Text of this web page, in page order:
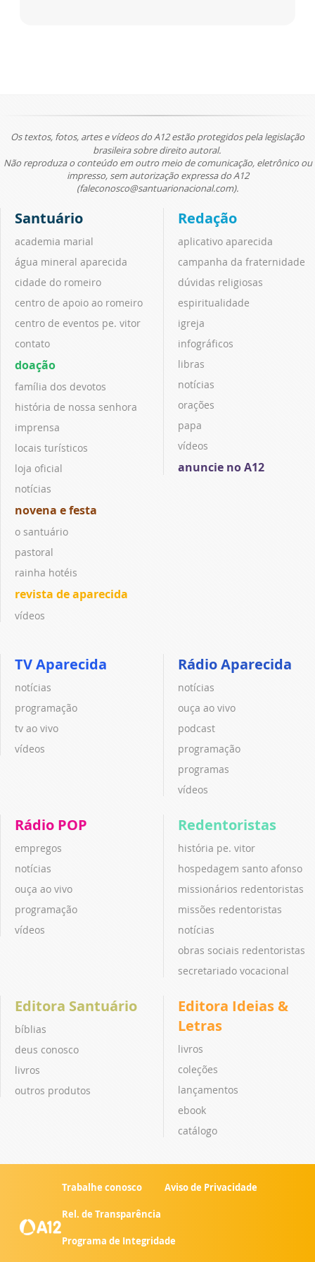
Os textos, fotos, artes e vídeos do A12 estão protegidos pela legislação
brasileira sobre direito autoral.
Não reproduza o conteúdo em outro meio de comunicação, eletrônico ou
impresso, sem autorização expressa do A12
(faleconosco@santuarionacional.com).
Santuário
academia marial
água mineral aparecida
cidade do romeiro
centro de apoio ao romeiro
centro de eventos pe. vitor
contato
doação
família dos devotos
história de nossa senhora
imprensa
locais turísticos
loja oficial
notícias
novena e festa
o santuário
pastoral
rainha hotéis
revista de aparecida
vídeos
Redação
aplicativo aparecida
campanha da fraternidade
dúvidas religiosas
espiritualidade
igreja
infográficos
libras
notícias
orações
papa
vídeos
anuncie no A12
TV Aparecida
notícias
programação
tv ao vivo
vídeos
Rádio Aparecida
notícias
ouça ao vivo
podcast
programação
programas
vídeos
Rádio POP
empregos
notícias
ouça ao vivo
programação
vídeos
Redentoristas
história pe. vitor
hospedagem santo afonso
missionários redentoristas
missões redentoristas
notícias
obras sociais redentoristas
secretariado vocacional
Editora Santuário
bíblias
deus conosco
livros
outros produtos
Editora Ideias &
Letras
livros
coleções
lançamentos
ebook
catálogo
Trabalhe conosco Aviso de Privacidade
Rel. de Transparência
Programa de Integridade